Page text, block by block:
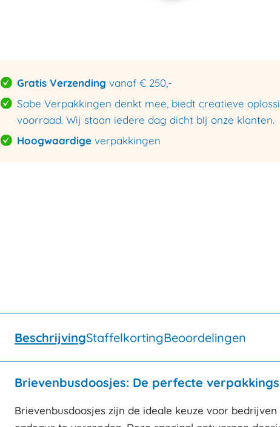
Gratis Verzending vanaf € 250,-
Sabe Verpakkingen denkt mee, biedt creatieve
voorraad. Wij staan iedere dag dicht bij onze klanten.
Hoogwaardige verpakkingen
BeschrijvingStaffelkortingBeoordelingen
Brievenbusdoosjes: De perfecte
Brievenbusdoosjes zijn de ideale keuze voor